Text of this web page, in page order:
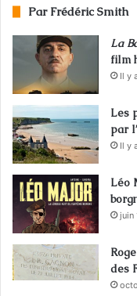
Par Frédéric Smith
La
film
Il y
Les
par
Il y
Léo
juin
des